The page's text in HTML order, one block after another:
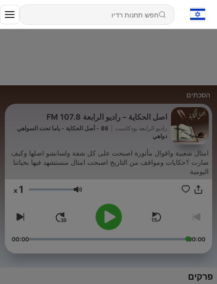
הסכתים
اصل الحكاية – راديو الرابعة 107.8 FM
راديو الرابعة بودكاست
86 - أصل الحكاية - ياما تحت السواهي
دواهي
امثال شعبية واقوال مأثورة اصبحت على كل شفة ولسانشو اصلها وكيف
صارت ؟حكايات ومواقف من التاريخ اصبحت امثال منستشهد فيها بحياتنا
اليومية
עוצמת שמע 1
00:00
00:00
פרקים